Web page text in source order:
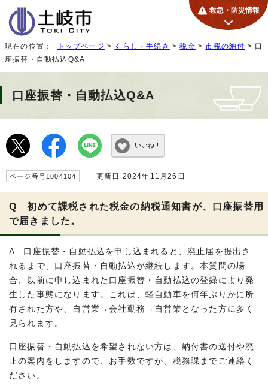
救急・防災情報
現在の位置： トップページ > くらし・手続き >税金 >市税の納付 > 口
座振替・自動払込Q&A
口座振替・自動払込Q&A
いいね！
ページ番号1004104 更新日 2024年11月26日
Q 初めて課税された税金の納税通知書が、口座振替用
で届きました。
A 口座振替・自動払込を申し込まれると、廃止届を提出さ
れるまで、口座振替・自動払込が継続します。本質問の場
合、以前に申し込まれた口座振替・自動払込の登録により発
生した事態になります。これは、軽自動車を何年ぶりかに所
有された方や、自営業→会社勤務→自営業となった方に多く
見られます。
口座振替・自動払込を希望されない方は、納付書の送付や廃
止の案内をしますので、お手数ですが、税務課までご連絡く
ださい。